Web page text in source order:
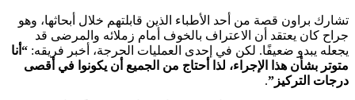
تشارك براون قصة من أحد الأطباء الذين قابلتهم خلال أبحاثها، وهو
جراح كان يعتقد أن الاعتراف بالخوف أمام زملائه والمرضى قد
يجعله يبدو ضعيفًا. لكن في إحدى العمليات الحرجة، أخبر فريقه: “أنا
متوتر بشأن هذا الإجراء، لذا أحتاج من الجميع أن يكونوا في أقصى
درجات التركيز”.